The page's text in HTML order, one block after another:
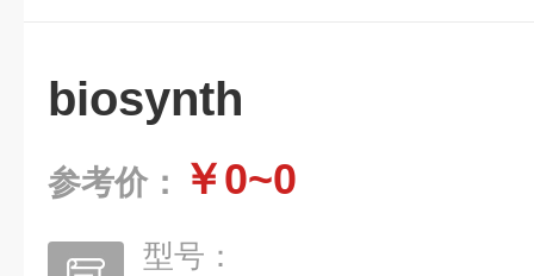
biosynth
参考价： ￥0~0
型号：